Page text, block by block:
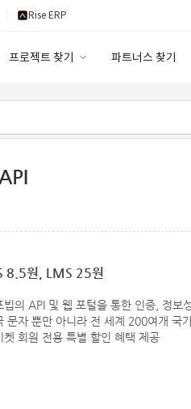
Rise ERP
프로젝트 찾기 파트너스 찾기
8.5원, LMS 25원
빕의 API 및 웹 포털을 통한 인증, 정보
문자 뿐만 아니라 전 세계 200여개 국
켓 회원 전용 특별 할인 혜택 제공